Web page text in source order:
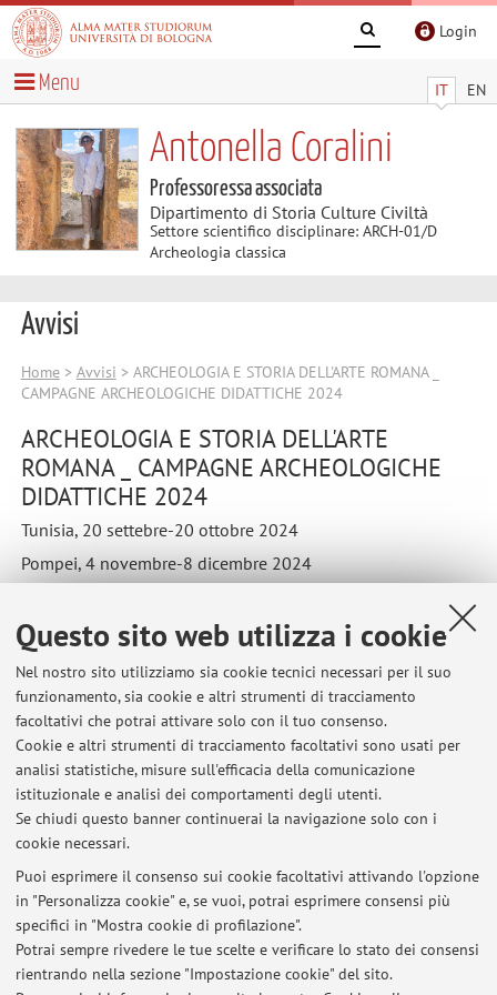
Questo sito web utilizza i cookie
Nel nostro sito utilizziamo sia cookie tecnici necessari per il suo
funzionamento, sia cookie e altri strumenti di tracciamento
facoltativi che potrai attivare solo con il tuo consenso.
Cookie e altri strumenti di tracciamento facoltativi sono usati per
analisi statistiche, misure sull'efficacia della comunicazione
istituzionale e analisi dei comportamenti degli utenti.
Se chiudi questo banner continuerai la navigazione solo con i
cookie necessari.
Puoi esprimere il consenso sui cookie facoltativi attivando l'opzione
in "Personalizza cookie" e, se vuoi, potrai esprimere consensi più
specifici in "Mostra cookie di profilazione".
Potrai sempre rivedere le tue scelte e verificare lo stato dei consensi
rientrando nella sezione "Impostazione cookie" del sito.
Login
IT EN
Menu
Antonella Coralini
Professoressa associata
Dipartimento di Storia Culture Civiltà
Settore scientifico disciplinare: ARCH-01/D
Archeologia classica
Avvisi
Home> Avvisi > ARCHEOLOGIA E STORIA DELL'ARTE ROMANA _
CAMPAGNE ARCHEOLOGICHE DIDATTICHE 2024
ARCHEOLOGIA E STORIA DELL'ARTE
ROMANA _ CAMPAGNE ARCHEOLOGICHE
DIDATTICHE 2024
Tunisia, 20 settebre-20 ottobre 2024
Pompei, 4 novembre-8 dicembre 2024
Ultimi avvisi
ARCHEOLOGIA E STORIA DELL'ARTE ROMANA _ CAMPAGNE
ARCHEOLOGICHE DIDATTICHE 2024
Pubblicato il: 30 giugno 2024
APPELLI D'ESAME: pubblicate le date sino al mese di marzo 2025
Pubblicato il: 30 giugno 2024
ARCHEOLOGIA E STORIA DELL'ARTE ROMANA (LM). Inizio delle lezioni:
5 FEBBRAIO 2024
Pubblicato il: 16 gennaio 2024